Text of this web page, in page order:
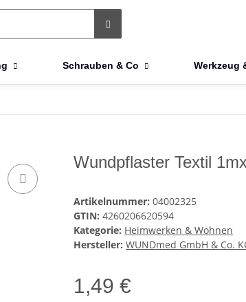
Schrauben & Co Werkzeug
Wundpflaster Textil
Artikelnummer: 04002325
GTIN: 4260206620594
Kategorie: Heimwerken & Wohnen
Hersteller: WUNDmed GmbH & Co.
1,49 €